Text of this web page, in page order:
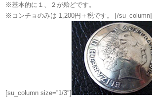
※基本的に１、２が殆どです。
※コンチョのみは 1,200円＋税です。 [/su_column]
[su_column size=”1/3″]